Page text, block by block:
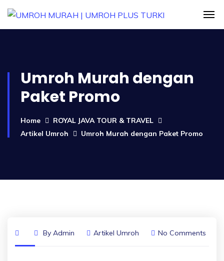
Umroh Murah dengan
Paket Promo
Home
ROYAL JAVA TOUR & TRAVEL
Artikel Umroh
Umroh Murah dengan Paket Promo
By Admin Artikel Umroh No Comments